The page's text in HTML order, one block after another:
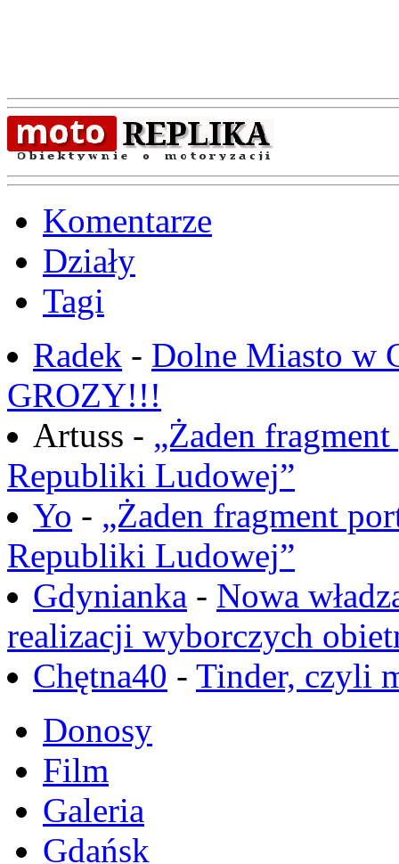
Komentarze
Działy
Tagi
Radek - Dolne Miasto w
GROZY!!!
Artuss - „Żaden
Republiki Ludowej”
Yo - „Żaden fragment
Republiki Ludowej”
Gdynianka - Nowa
realizacji wyborczych
Chętna40 - Tinder, czyli
Donosy
Film
Galeria
Gdańsk